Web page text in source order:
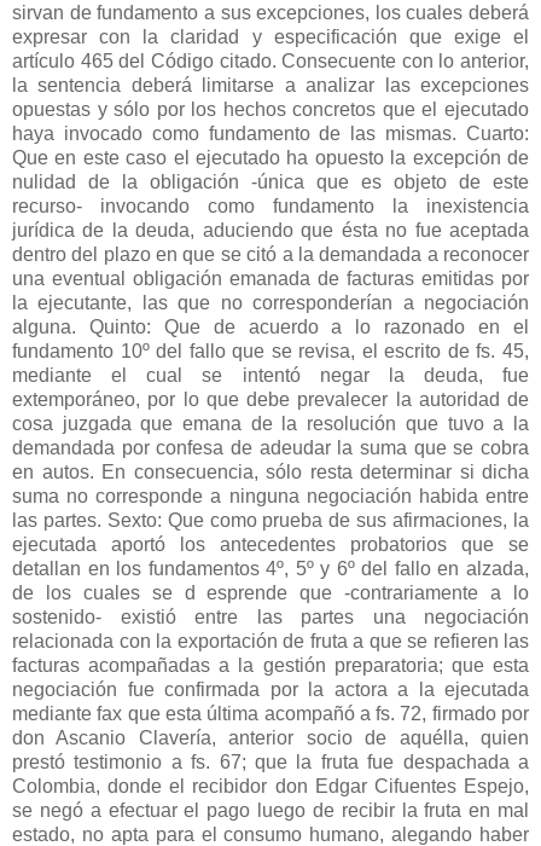
sirvan de fundamento a sus excepciones, los cuales deberá
expresar con la claridad y especificación que exige el
artículo 465 del Código citado. Consecuente con lo anterior,
la sentencia deberá limitarse a analizar las excepciones
opuestas y sólo por los hechos concretos que el ejecutado
haya invocado como fundamento de las mismas. Cuarto:
Que en este caso el ejecutado ha opuesto la excepción de
nulidad de la obligación -única que es objeto de este
recurso- invocando como fundamento la inexistencia
jurídica de la deuda, aduciendo que ésta no fue aceptada
dentro del plazo en que se citó a la demandada a reconocer
una eventual obligación emanada de facturas emitidas por
la ejecutante, las que no corresponderían a negociación
alguna. Quinto: Que de acuerdo a lo razonado en el
fundamento 10º del fallo que se revisa, el escrito de fs. 45,
mediante el cual se intentó negar la deuda, fue
extemporáneo, por lo que debe prevalecer la autoridad de
cosa juzgada que emana de la resolución que tuvo a la
demandada por confesa de adeudar la suma que se cobra
en autos. En consecuencia, sólo resta determinar si dicha
suma no corresponde a ninguna negociación habida entre
las partes. Sexto: Que como prueba de sus afirmaciones, la
ejecutada aportó los antecedentes probatorios que se
detallan en los fundamentos 4º, 5º y 6º del fallo en alzada,
de los cuales se d esprende que -contrariamente a lo
sostenido- existió entre las partes una negociación
relacionada con la exportación de fruta a que se refieren las
facturas acompañadas a la gestión preparatoria; que esta
negociación fue confirmada por la actora a la ejecutada
mediante fax que esta última acompañó a fs. 72, firmado por
don Ascanio Clavería, anterior socio de aquélla, quien
prestó testimonio a fs. 67; que la fruta fue despachada a
Colombia, donde el recibidor don Edgar Cifuentes Espejo,
se negó a efectuar el pago luego de recibir la fruta en mal
estado, no apta para el consumo humano, alegando haber